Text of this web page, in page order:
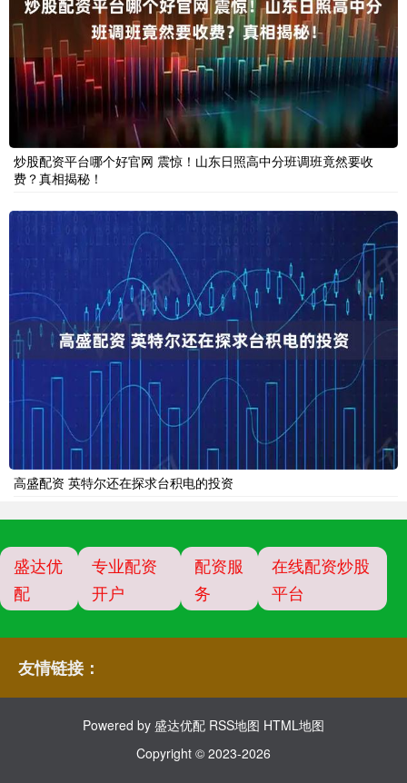
炒股配资平台哪个好官网 震惊！山东日照高中分班调班竟然要收
费？真相揭秘！
高盛配资 英特尔还在探求台积电的投资
盛达优
配
专业配资
开户
配资服
务
在线配资炒股
平台
友情链接：
Powered by 盛达优配 RSS地图 HTML地图
Copyright © 2023-2026